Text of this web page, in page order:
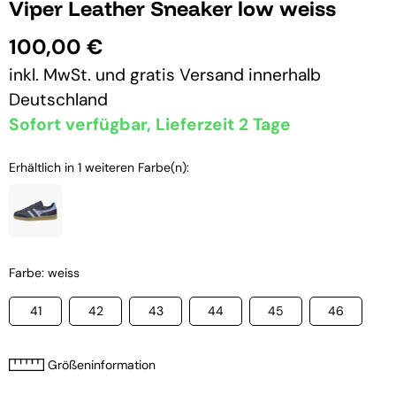
Viper Leather Sneaker low weiss
100,00 €
inkl. MwSt. und gratis Versand innerhalb
Deutschland
Sofort verfügbar, Lieferzeit 2 Tage
Erhältlich in 1 weiteren Farbe(n):
Farbe: weiss
41 42 43 44 45 46
Größeninformation